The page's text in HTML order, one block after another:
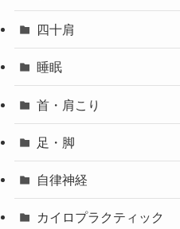
四十肩
睡眠
首・肩こり
足・脚
自律神経
カイロプラクティック